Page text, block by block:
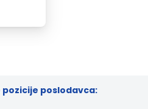
poslodavca: